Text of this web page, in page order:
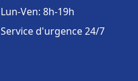
Lun-Ven: 8h-19h
Service d'urgence 24/7